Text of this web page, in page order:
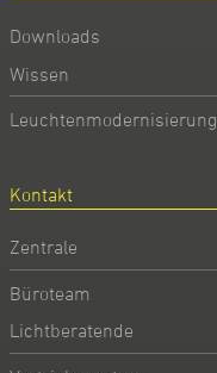
Downloads
Wissen
Leuchtenmodernisierung
Kontakt
Zentrale
Büroteam
Lichtberatende